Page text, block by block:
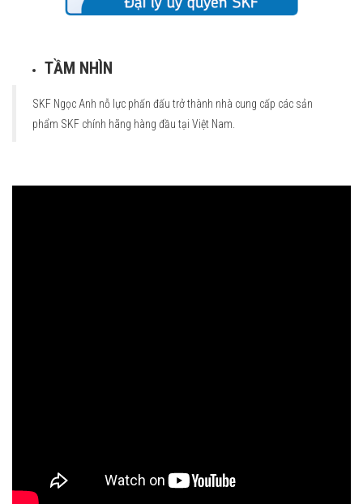
TẦM NHÌN
SKF Ngọc Anh nỗ lực phấn đấu trở thành nhà cung cấp các sản
phẩm SKF chính hãng hàng đầu tại Việt Nam.